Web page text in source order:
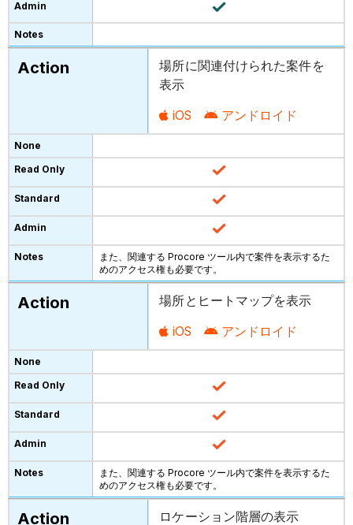
場所に関連付けられた案件を
表示
iOS アンドロイド
また、関連する Procore ツール内で案件を表示するた
めのアクセス権も必要です。
場所とヒートマップを表示
iOS アンドロイド
また、関連する Procore ツール内で案件を表示するた
めのアクセス権も必要です。
ロケーション階層の表示